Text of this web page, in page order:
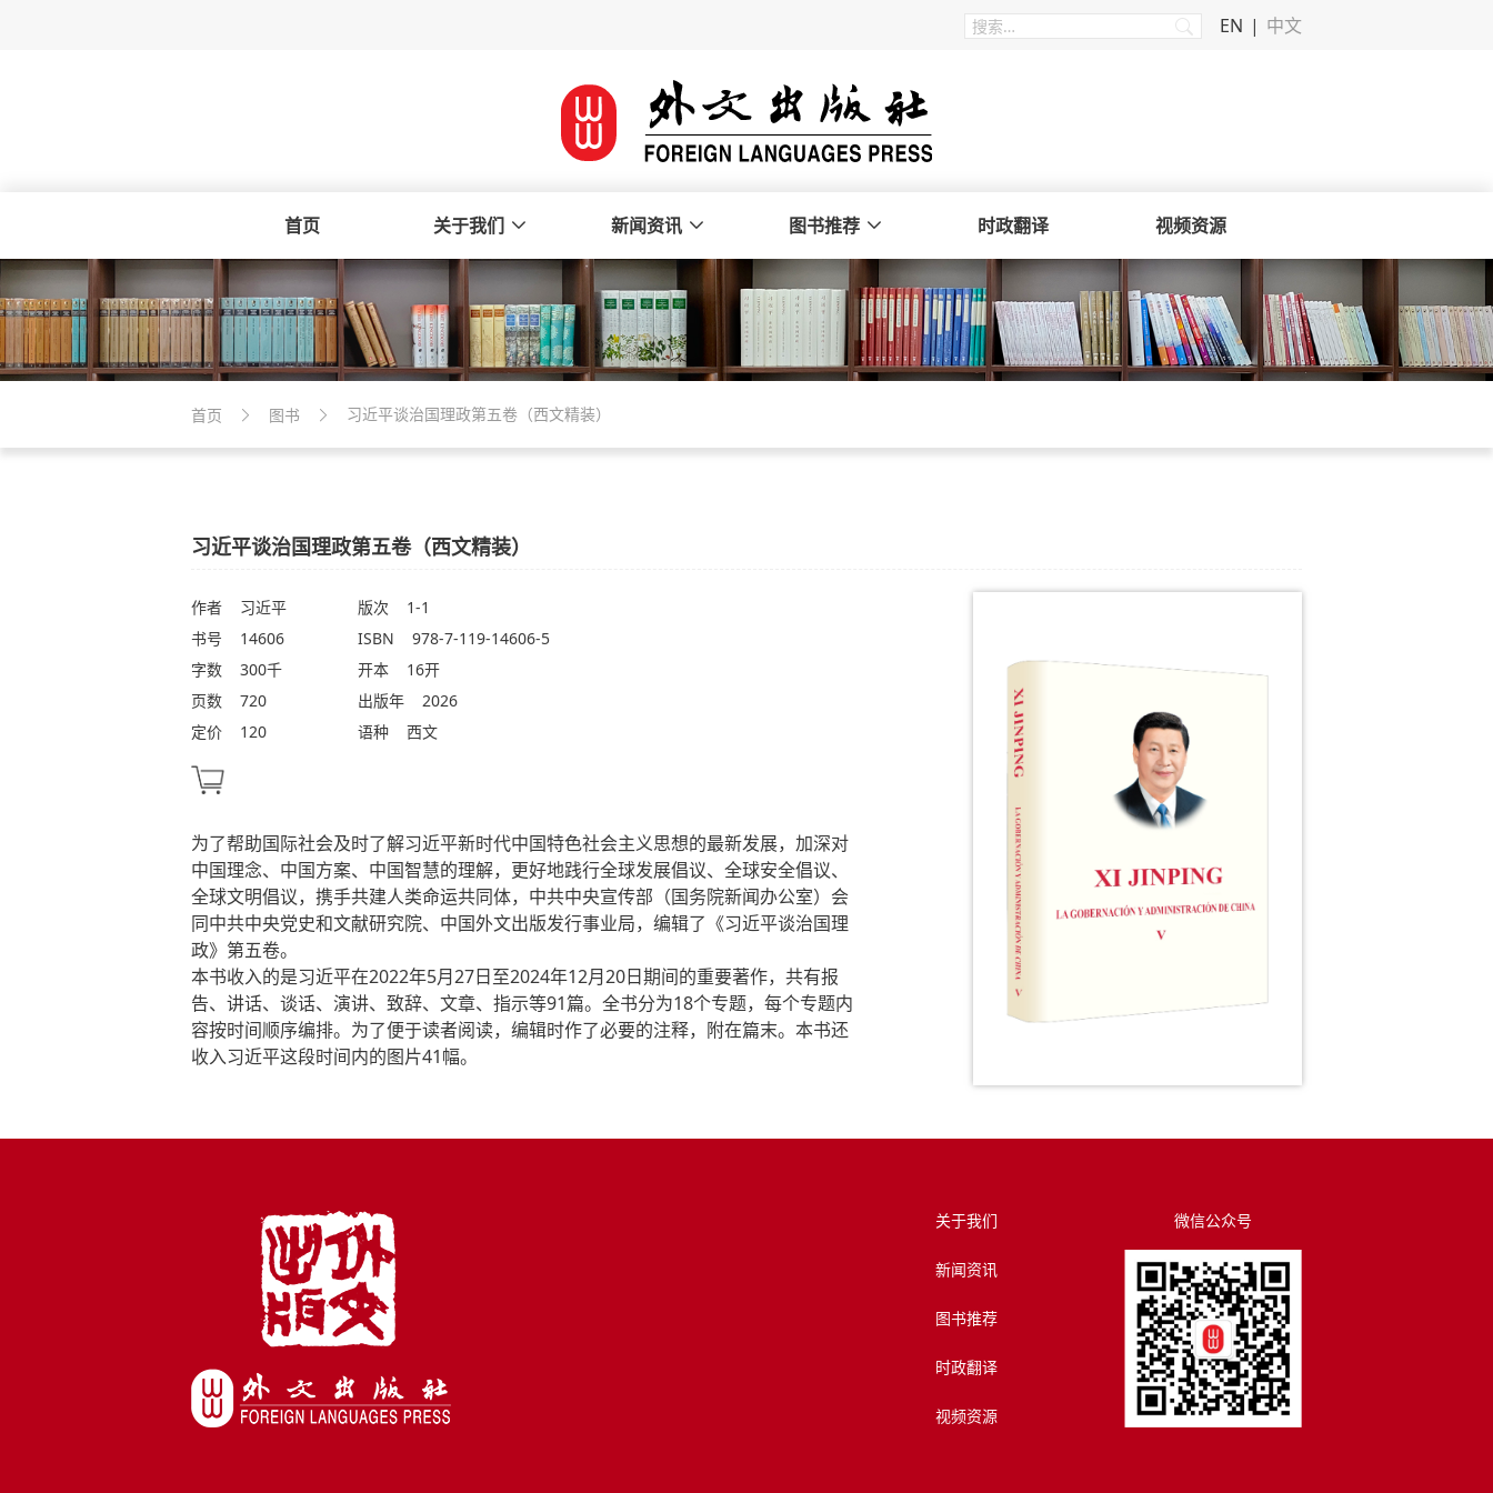
EN 中文
首页 关于我们 新闻资讯 图书推荐 时政翻译 视频资源
首页 图书 习近平谈治国理政第五卷（西文精装）
习近平谈治国理政第五卷（西文精装）
作者
习近平
书号
14606
字数
300千
页数
720
定价
120
版次
1-1
ISBN
978-7-119-14606-5
开本
16开
出版年
2026
语种
西文
为了帮助国际社会及时了解习近平新时代中国特色社会主义思想的最新发展，加深对
中国理念、中国方案、中国智慧的理解，更好地践行全球发展倡议、全球安全倡议、
全球文明倡议，携手共建人类命运共同体，中共中央宣传部（国务院新闻办公室）会
同中共中央党史和文献研究院、中国外文出版发行事业局，编辑了《习近平谈治国理
政》第五卷。
本书收入的是习近平在2022年5月27日至2024年12月20日期间的重要著作，共有报
告、讲话、谈话、演讲、致辞、文章、指示等91篇。全书分为18个专题，每个专题内
容按时间顺序编排。为了便于读者阅读，编辑时作了必要的注释，附在篇末。本书还
收入习近平这段时间内的图片41幅。
关于我们
新闻资讯
图书推荐
时政翻译
视频资源
微信公众号